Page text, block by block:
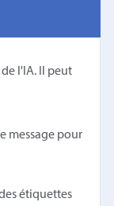
l'IA. Il peut
message pour
étiquettes